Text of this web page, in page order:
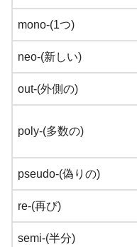
mono-(1つ)
neo-(新しい)
out-(外側の)
poly-(多数の)
pseudo-(偽りの)
re-(再び)
semi-(半分)